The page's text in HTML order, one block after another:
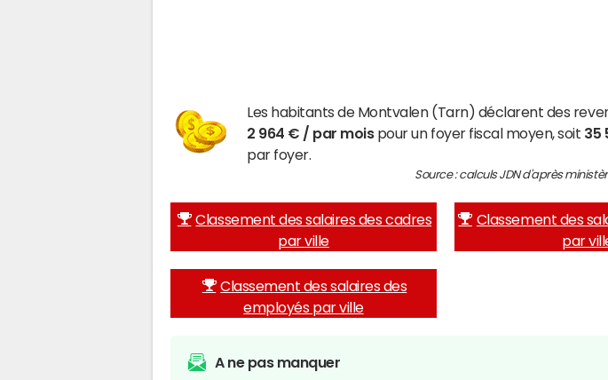
Les habitants de Montvalen (Tarn) déclarent des
2 964 € / par moispour un foyer fiscal moyen, soit 35
par foyer.
Source : calculs JDN d'après
Classement des salaires des cadres
par ville
Classement des
par
Classement des salaires des
employés par ville
A ne pas manquer